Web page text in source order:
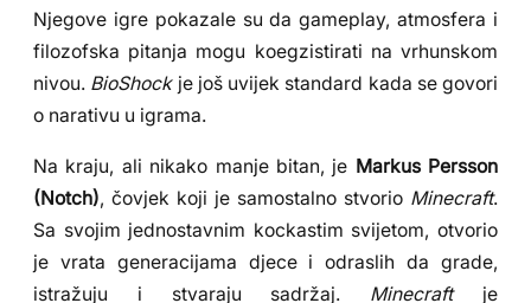
Njegove igre pokazale su da gameplay, atmosfera i
filozofska pitanja mogu koegzistirati na vrhunskom
nivou. BioShockje još uvijek standard kada se govori
o narativu u igrama.
Na kraju, ali nikako manje bitan, je Markus Persson
(Notch), čovjek koji je samostalno stvorio Minecraft.
Sa svojim jednostavnim kockastim svijetom, otvorio
je vrata generacijama djece i odraslih da grade,
istražuju i stvaraju sadržaj. Minecraftje